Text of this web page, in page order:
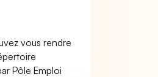
vous rendre
Pôle Emploi